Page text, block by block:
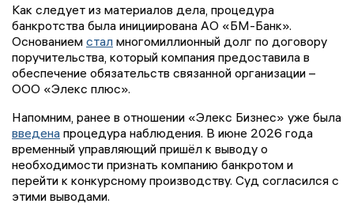
Как следует из материалов дела, процедура
банкротства была инициирована АО «БМ-Банк».
Основанием стал многомиллионный долг по договору
поручительства, который компания предоставила в
обеспечение обязательств связанной организации –
ООО «Элекс плюс».
Напомним, ранее в отношении «Элекс Бизнес» уже была
введена процедура наблюдения. В июне 2026 года
временный управляющий пришёл к выводу о
необходимости признать компанию банкротом и
перейти к конкурсному производству. Суд согласился с
этими выводами.